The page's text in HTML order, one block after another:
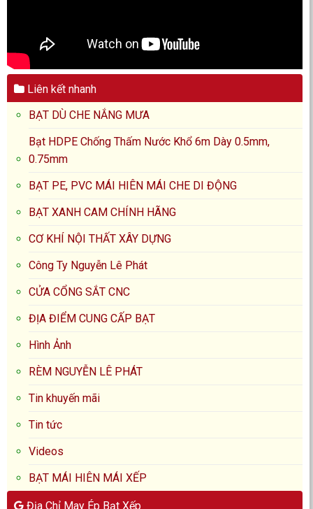
Liên kết nhanh
BẠT DÙ CHE NẮNG MƯA
Bạt HDPE Chống Thấm Nước Khổ 6m Dày 0.5mm,
0.75mm
BẠT PE, PVC MÁI HIÊN MÁI CHE DI ĐỘNG
BẠT XANH CAM CHÍNH HÃNG
CƠ KHÍ NỘI THẤT XÂY DỰNG
Công Ty Nguyễn Lê Phát
CỬA CỔNG SẮT CNC
ĐỊA ĐIỂM CUNG CẤP BẠT
Hình Ảnh
RÈM NGUYỄN LÊ PHÁT
Tin khuyến mãi
Tin tức
Videos
BẠT MÁI HIÊN MÁI XẾP
Địa Chỉ May Ép Bạt Xếp